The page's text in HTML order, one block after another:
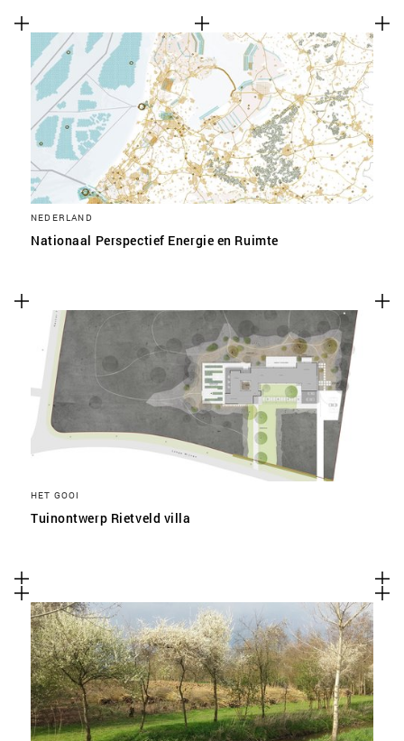
NEDERLAND
Nationaal Perspectief Energie en Ruimte
HET GOOI
Tuinontwerp Rietveld villa